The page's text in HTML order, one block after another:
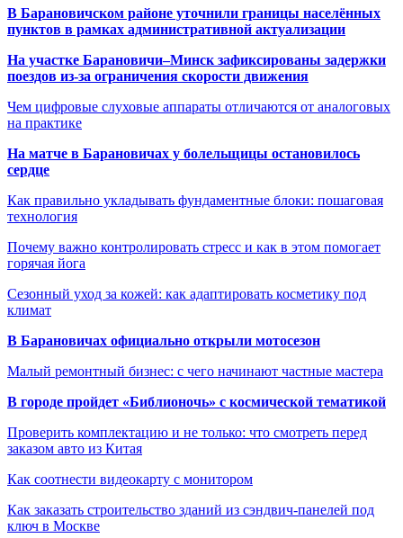
В Барановичском районе уточнили границы населённых
пунктов в рамках административной актуализации
На участке Барановичи–Минск зафиксированы задержки
поездов из-за ограничения скорости движения
Чем цифровые слуховые аппараты отличаются от аналоговых
на практике
На матче в Барановичах у болельщицы остановилось
сердце
Как правильно укладывать фундаментные блоки: пошаговая
технология
Почему важно контролировать стресс и как в этом помогает
горячая йога
Сезонный уход за кожей: как адаптировать косметику под
климат
В Барановичах официально открыли мотосезон
Малый ремонтный бизнес: с чего начинают частные мастера
В городе пройдет «Библионочь» с космической тематикой
Проверить комплектацию и не только: что смотреть перед
заказом авто из Китая
Как соотнести видеокарту с монитором
Как заказать строительство зданий из сэндвич-панелей под
ключ в Москве